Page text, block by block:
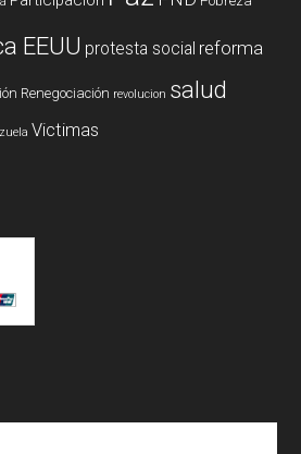
EEUU protesta social reforma
Renegociación revolucion salud
Victimas